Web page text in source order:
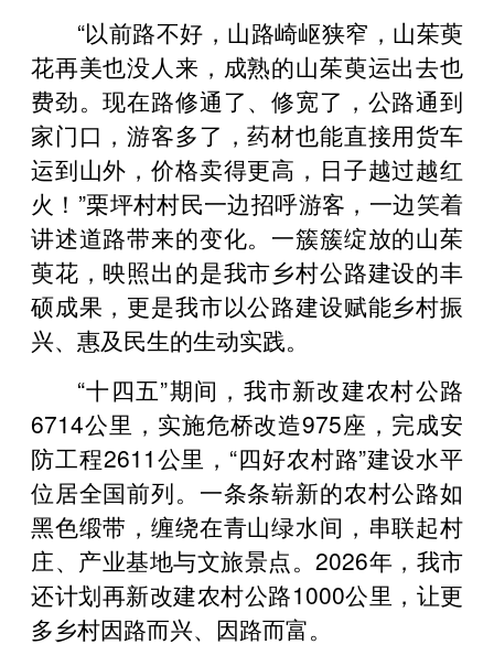
“以前路不好，山路崎岖狭窄，山茱萸
花再美也没人来，成熟的山茱萸运出去也
费劲。现在路修通了、修宽了，公路通到
家门口，游客多了，药材也能直接用货车
运到山外，价格卖得更高，日子越过越红
火！”栗坪村村民一边招呼游客，一边笑着
讲述道路带来的变化。一簇簇绽放的山茱
萸花，映照出的是我市乡村公路建设的丰
硕成果，更是我市以公路建设赋能乡村振
兴、惠及民生的生动实践。
“十四五”期间，我市新改建农村公路
6714公里，实施危桥改造975座，完成安
防工程2611公里，“四好农村路”建设水平
位居全国前列。一条条崭新的农村公路如
黑色缎带，缠绕在青山绿水间，串联起村
庄、产业基地与文旅景点。2026年，我市
还计划再新改建农村公路1000公里，让更
多乡村因路而兴、因路而富。